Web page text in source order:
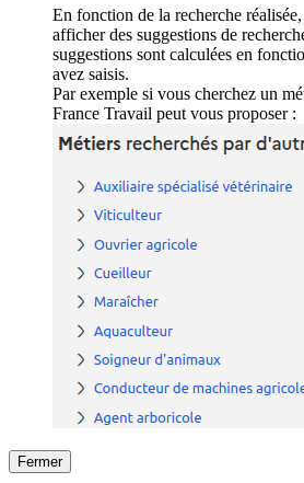
En fonction de la recherche
afficher des suggestions de
suggestions sont calculées en
avez saisis.
Par exemple si vous cherchez un
France Travail peut vous proposer :
Fermer